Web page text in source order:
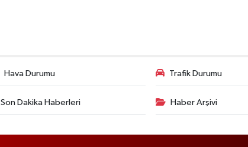
Hava Durumu Trafik Durumu
Son Dakika Haberleri Haber Arşivi